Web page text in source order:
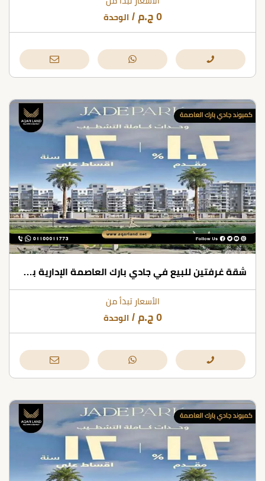
0 ج.م / الوحدة
شقة غرفتين للبيع في جادي بارك العاصمة الإدارية بمساحات تبدأ من 125 متر مربع
الأسعار تبدأ من
0 ج.م / الوحدة